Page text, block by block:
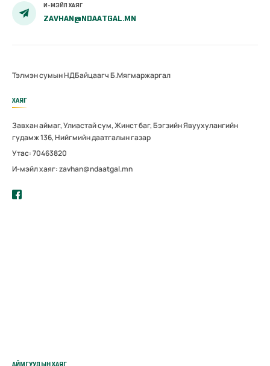
И-МЭЙЛ ХАЯГ
ZAVHAN@NDAATGAL.MN
Тэлмэн сумын НДБайцаагч Б.Мягмаржаргал
ХАЯГ
Завхан аймаг, Улиастай сум, Жинст баг, Бэгзийн Явуухулангийн
гудамж 136, Нийгмийн даатгалын газар
Утас: 70463820
И-мэйл хаяг: zavhan@ndaatgal.mn
АЙМГУУДЫН ХАЯГ